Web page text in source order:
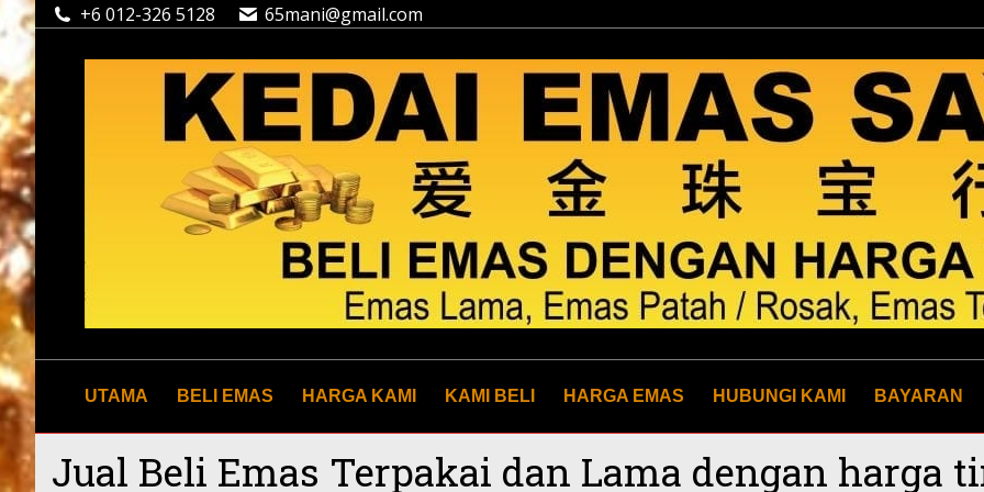
+6 012-326 5128 65mani@gmail.com
UTAMA BELI EMAS HARGA KAMI KAMI BELI HARGA EMAS HUBUNGI KAMI BAYARAN
Jual Beli Emas Terpakai dan Lama dengan harga